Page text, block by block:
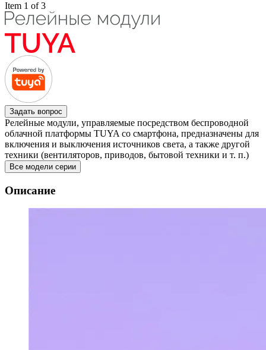
Item 1 of 3
Задать вопрос
Релейные модули, управляемые посредством беспроводной
облачной платформы TUYA со смартфона, предназначены для
включения и выключения источников света, а также другой
техники (вентиляторов, приводов, бытовой техники и т. п.)
Все модели серии
Описание